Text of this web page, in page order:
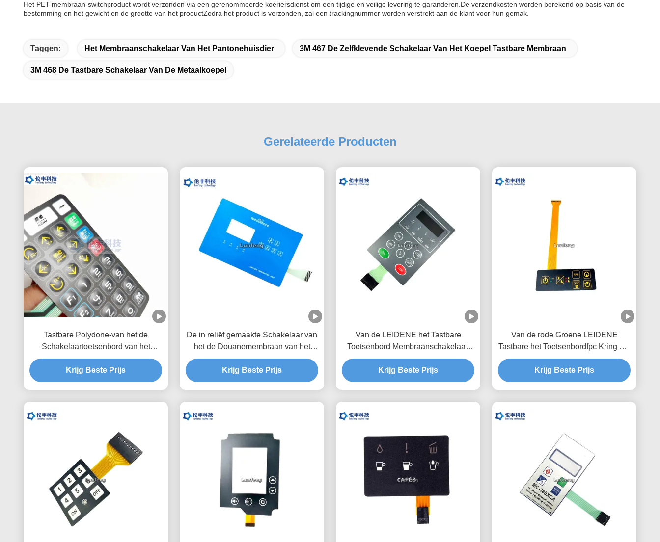
Het PET-membraan-switchproduct wordt verzonden via een gerenommeerde koeriersdienst om een tijdige en veilige levering te garanderen.De verzendkosten worden berekend op basis van de
bestemming en het gewicht en de grootte van het productZodra het product is verzonden, zal een trackingnummer worden verstrekt aan de klant voor hun gemak.
Taggen: Het Membraanschakelaar Van Het Pantonehuisdier 3M 467 De Zelfklevende Schakelaar Van Het Koepel Tastbare Membraan
3M 468 De Tastbare Schakelaar Van De Metaalkoepel
Gerelateerde Producten
Tastbare Polydone-van het de
Schakelaartoetsenbord van het
HUISDIERENmembraan van het de
Bekledingsmetaal de
Koepelmedische apparatuur
Krijg Beste Prijs
De in reliëf gemaakte Schakelaar van
het de Douanemembraan van het
Knopenhuisdier met Glanzende
Oppervlakte
Krijg Beste Prijs
Van de LEIDENE het Tastbare
Toetsenbord Membraanschakelaar,
Zwarte LCD de Koepel Tastbare
Schakelaar van het Venstermetaal
Krijg Beste Prijs
Van de rode Groene LEIDENE
Tastbare het Toetsenbordfpc Kring 3M
Adhesive Membraanschakelaar
Krijg Beste Prijs